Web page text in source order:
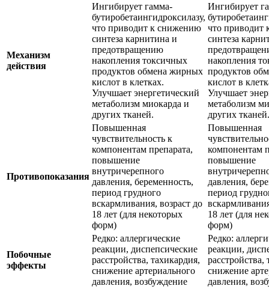
Механизм
действия
Ингибирует гамма-
бутиробетаингидроксилазу,
что приводит к снижению
синтеза карнитина и
предотвращению
накопления токсичных
продуктов обмена жирных
кислот в клетках.
Улучшает энергетический
метаболизм миокарда и
других тканей.
Ингибирует
что приводит
синтеза
накопления
продуктов
кислот в
Улучшает
метаболизм
других тканей.
Противопоказания
Повышенная
чувствительность к
компонентам препарата,
повышение
внутричерепного
давления, беременность,
период грудного
вскармливания, возраст до
18 лет (для некоторых
форм)
Повышенная
компонентам
повышение
давления,
период
18 лет (для
форм)
Побочные
эффекты
Редко: аллергические
реакции, диспепсические
расстройства, тахикардия,
снижение артериального
давления, возбуждение
Редко:
реакции,
расстройства,
снижение
давления,